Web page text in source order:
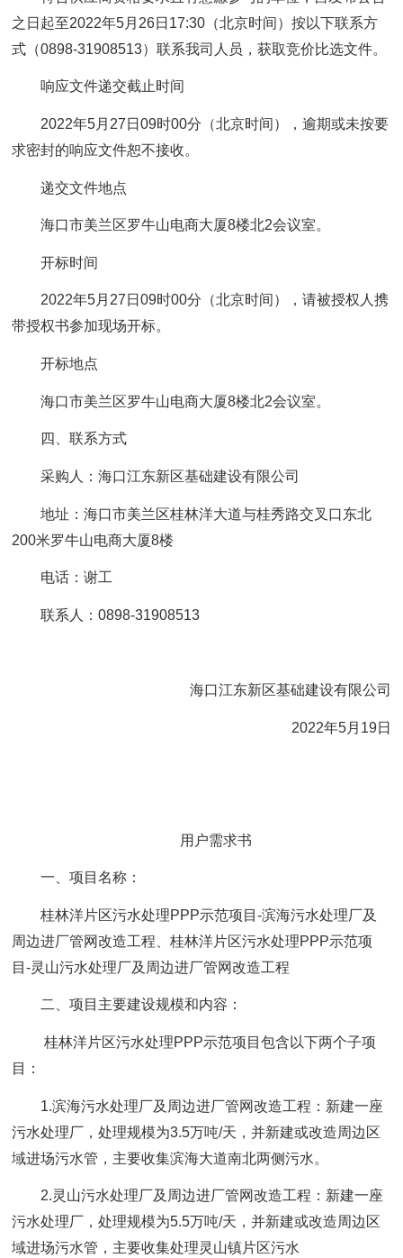
之日起至2022年5月26日17:30（北京时间）按以下联系方
式（0898-31908513）联系我司人员，获取竞价比选文件。
响应文件递交截止时间
2022年5月27日09时00分（北京时间），逾期或未按要
求密封的响应文件恕不接收。
递交文件地点
海口市美兰区罗牛山电商大厦8楼北2会议室。
开标时间
2022年5月27日09时00分（北京时间），请被授权人携
带授权书参加现场开标。
开标地点
海口市美兰区罗牛山电商大厦8楼北2会议室。
四、联系方式
采购人：海口江东新区基础建设有限公司
地址：海口市美兰区桂林洋大道与桂秀路交叉口东北
200米罗牛山电商大厦8楼
电话：谢工
联系人：0898-31908513
海口江东新区基础建设有限公司
2022年5月19日
用户需求书
一、项目名称：
桂林洋片区污水处理PPP示范项目-滨海污水处理厂及
周边进厂管网改造工程、桂林洋片区污水处理PPP示范项
目-灵山污水处理厂及周边进厂管网改造工程
二、项目主要建设规模和内容：
桂林洋片区污水处理PPP示范项目包含以下两个子项
目：
1.滨海污水处理厂及周边进厂管网改造工程：新建一座
污水处理厂，处理规模为3.5万吨/天，并新建或改造周边区
域进场污水管，主要收集滨海大道南北两侧污水。
2.灵山污水处理厂及周边进厂管网改造工程：新建一座
污水处理厂，处理规模为5.5万吨/天，并新建或改造周边区
域进场污水管，主要收集处理灵山镇片区污水